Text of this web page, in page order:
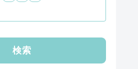
検索